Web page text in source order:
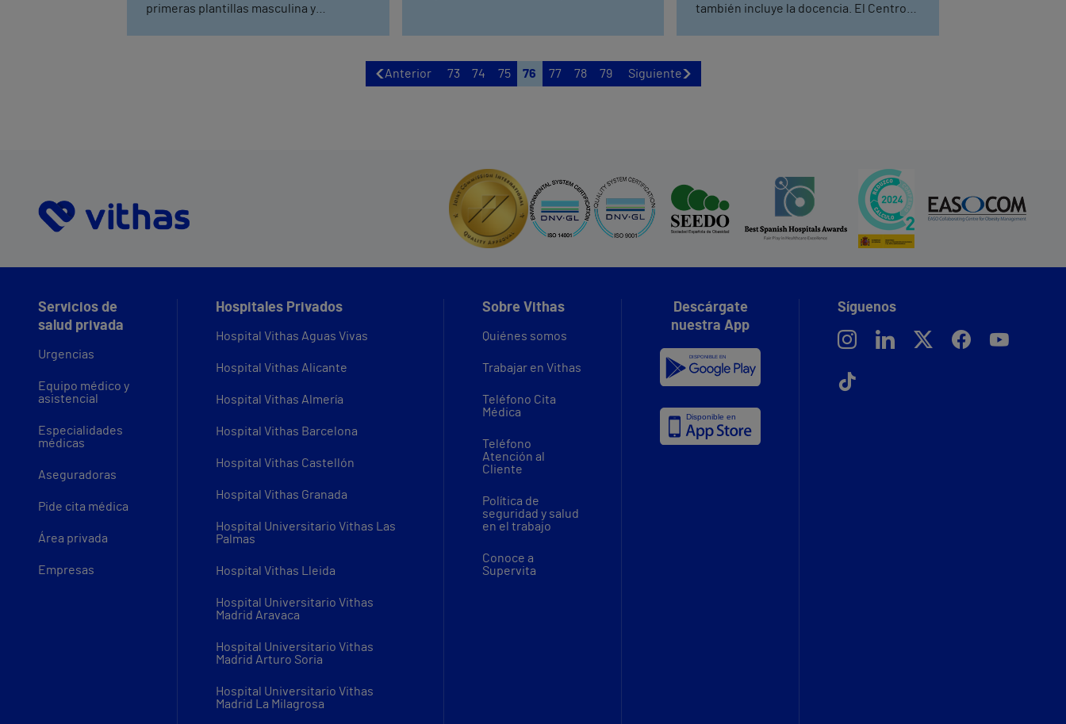
primeras plantillas masculina y
también incluye la docencia. El Centro
Anterior 73 74 75 76 77 78 79 Siguiente
Servicios de
salud privada
Urgencias
Equipo médico y
asistencial
Especialidades
médicas
Aseguradoras
Pide cita médica
Área privada
Empresas
Hospitales Privados
Hospital Vithas Aguas Vivas
Hospital Vithas Alicante
Hospital Vithas Almería
Hospital Vithas Barcelona
Hospital Vithas Castellón
Hospital Vithas Granada
Hospital Universitario Vithas Las
Palmas
Hospital Vithas Lleida
Hospital Universitario Vithas
Madrid Aravaca
Hospital Universitario Vithas
Madrid Arturo Soria
Hospital Universitario Vithas
Madrid La Milagrosa
Sobre Vithas
Quiénes somos
Trabajar en Vithas
Teléfono Cita
Médica
Teléfono
Atención al
Cliente
Política de
seguridad y salud
en el trabajo
Conoce a
Supervita
Descárgate
nuestra App
Síguenos